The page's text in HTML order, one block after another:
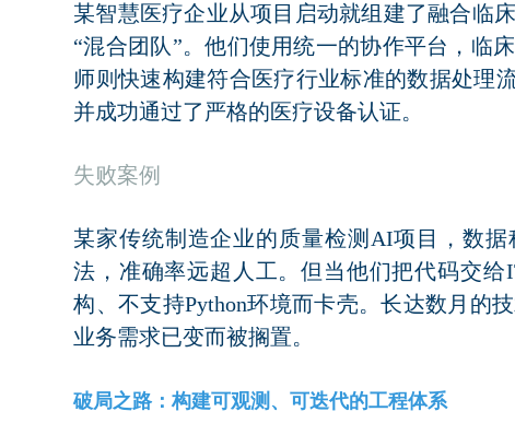
某智慧医疗企业从项目启动就组建了融合临
“混合团队”。他们使用统一的协作平台，临
师则快速构建符合医疗行业标准的数据处理
并成功通过了严格的医疗设备认证。
失败案例
某家传统制造企业的质量检测AI项目，数
法，准确率远超人工。但当他们把代码交
构、不支持Python环境而卡壳。长达数月的
业务需求已变而被搁置。
破局之路：构建可观测、可迭代的工程体系